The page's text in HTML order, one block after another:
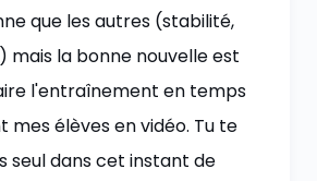
que les autres (stabilité,
mais la bonne nouvelle est
l'entraînement en temps
mes élèves en vidéo. Tu te
seul dans cet instant de